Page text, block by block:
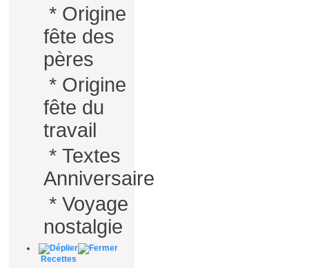
* Origine
fête des
pères
* Origine
fête du
travail
* Textes
Anniversaire
* Voyage
nostalgie
Recettes